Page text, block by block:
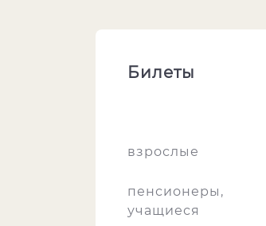
Билеты
взрослые
пенсионеры,
учащиеся